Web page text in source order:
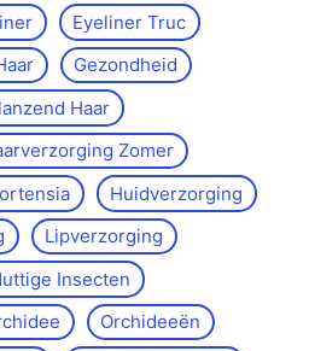
Eyeliner Truc
Gezondheid
Haar
Zomer
Huidverzorging
Lipverzorging
Insecten
Orchideeën